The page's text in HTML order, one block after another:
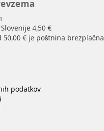
4,50 €
50,00 € je poštnina brezplačna
podatkov